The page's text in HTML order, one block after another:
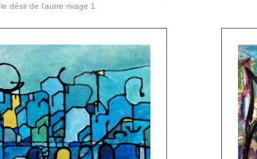
le désir de l'autre rivage 1